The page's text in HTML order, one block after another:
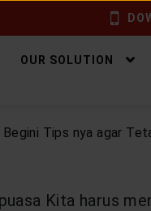
OUR SOLUTION
2022
Kita harus